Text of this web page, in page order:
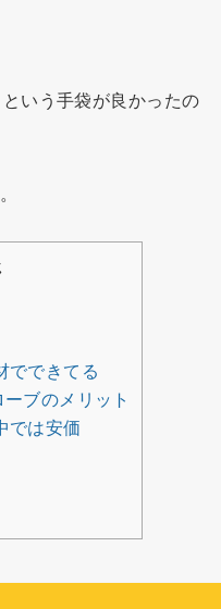
いう手袋が良かったの
でできてる
ブのメリット
では安価